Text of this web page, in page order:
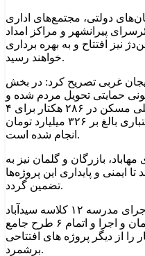
دولتی، مجتمع‌های اداری
پیرانشهر و مراکز امداد
نیز افتتاح و به بهره برداری
خواهند رسید.
غربی تصریح کرد: در بخش
۳۵۸ واحد مسکونی حمایتی تحویل مردم شده و
آماده‌سازی ۸ پروژه سایت نهضت ملی مسکن در ۲۸۶ هکتار برای ۴
هزار و ۸۰۰ واحد مسکونی با اعتباری بالغ بر ۳۲۶ میلیارد تومان
انجام شده است.
بازرگان و گلمان نیز به
شد تا ایمنی و پایداری این پروژه‌ها
تضمین گردد.
وی خدمات روبنایی و آموزشی با اجرای مدرسه ۱۲ کلاسه سیدآباد
مهاباد به ارزش ۵۰ میلیارد تومان و اجرا و اتمام ۶ طرح جامع
اعتبار را از دیگر پروژه های افتتاحی
برشمرد.